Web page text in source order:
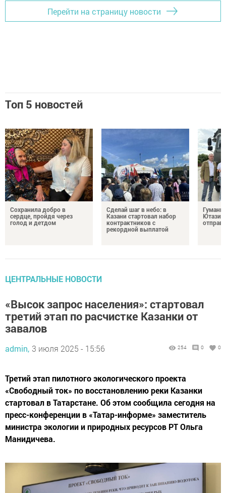
Перейти на страницу новости
Топ 5 новостей
Сохранила добро в
сердце, пройдя через
голод и детдом
Сделай шаг в небо: в
Казани стартовал набор
контрактников с
рекордной выплатой
ЦЕНТРАЛЬНЫЕ НОВОСТИ
«Высок запрос населения»: стартовал
третий этап по расчистке Казанки от
завалов
admin, 3 июля 2025 - 15:56 254 0 0
Третий этап пилотного экологического проекта
«Свободный ток» по восстановлению реки Казанки
стартовал в Татарстане. Об этом сообщила сегодня на
пресс-конференции в «Татар-информе» заместитель
министра экологии и природных ресурсов РТ Ольга
Манидичева.